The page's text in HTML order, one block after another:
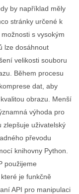
by například měly
stránky určené k
s vysokým
lze dosáhnout
velikosti souboru
Během procesu
dat, aby
obrazu. Menší
výhoda pro
zlepšuje uživatelský
převodu
knihovny Python.
použijeme
je funkčně
API pro manipulaci